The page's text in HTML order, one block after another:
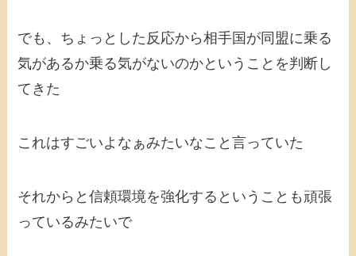
でも、ちょっとした反応から相手国が同盟に乗る
気があるか乗る気がないのかということを判断し
てきた
これはすごいよなぁみたいなこと言っていた
それからと信頼環境を強化するということも頑張
っているみたいで